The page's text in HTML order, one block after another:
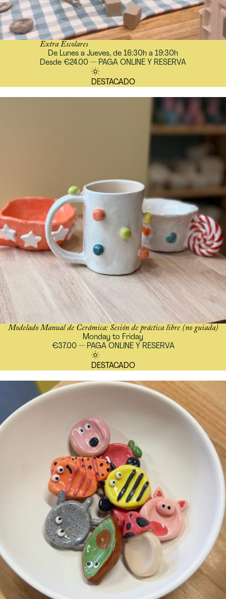
Extra Escolares
De Lunes a Jueves, de 16:30h a 19:30h
Desde €24.00 — PAGA ONLINE Y RESERVA
DESTACADO
Modelado Manual de Cerámica: Sesión de práctica libre (no guiada)
Monday to Friday
€37.00 — PAGA ONLINE Y RESERVA
DESTACADO